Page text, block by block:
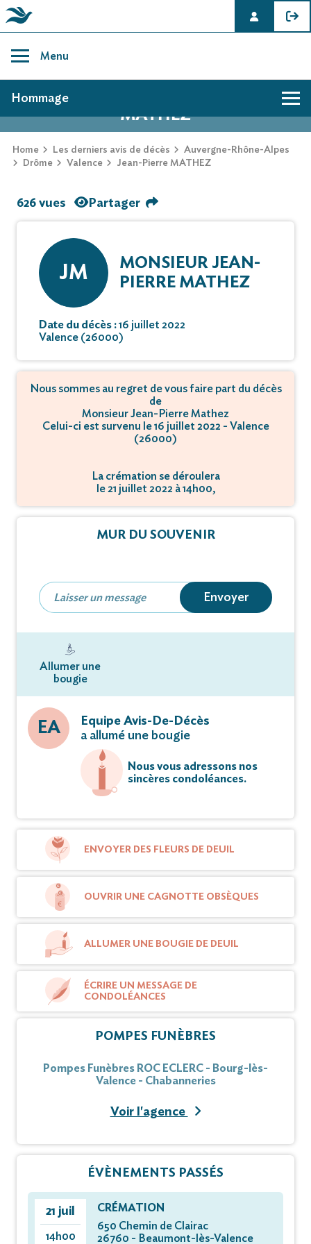
content
Menu
AVIS DE DÉCÈS DE JEAN-PIERRE
MATHEZ
Home Les derniers avis de décès
Auvergne-Rhône-Alpes
Drôme
Valence Jean-Pierre MATHEZ
Hommage
626 vues Partager
JM
MONSIEUR JEAN-
PIERRE MATHEZ
Date du décès :16 juillet 2022
Valence (26000)
Nous sommes au regret de vous faire part du décès
de
Monsieur Jean-Pierre Mathez
Celui-ci est survenu le 16 juillet 2022 - Valence
(26000)
La crémation se déroulera
le 21 juillet 2022 à 14h00,
MUR DU SOUVENIR
Envoyer
Allumer une
bougie
EA
Equipe Avis-De-Décès
a allumé une bougie
Nous vous adressons nos
sincères condoléances.
ENVOYER DES FLEURS DE DEUIL
OUVRIR UNE CAGNOTTE OBSÈQUES
ALLUMER UNE BOUGIE DE DEUIL
ÉCRIRE UN MESSAGE DE
CONDOLÉANCES
POMPES FUNÈBRES
Pompes Funèbres ROC ECLERC - Bourg-lès-
Valence - Chabanneries
Voir l'agence
ÉVÈNEMENTS PASSÉS
21 juil
14h00
CRÉMATION
650 Chemin de Clairac
26760 - Beaumont-lès-Valence